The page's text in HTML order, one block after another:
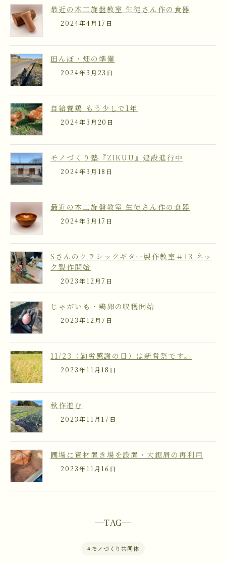
最近の木工旋盤教室 生徒さん作の食器
2024年4月17日
田んぼ・畑の準備
2024年3月23日
自給養鶏 もう少しで1年
2024年3月20日
モノづくり塾『ZIKUU』建設進行中
2024年3月18日
最近の木工旋盤教室 生徒さん作の食器
2024年3月17日
Sさんのクラシックギター製作教室＃13 ネッ
ク製作開始
2023年12月7日
じゃがいも・鶏卵の収穫開始
2023年12月7日
11/23（勤労感謝の日）は新嘗祭です。
2023年11月18日
秋作進む
2023年11月17日
圃場に資材置き場を設置・大鋸屑の再利用
2023年11月16日
TAG
#モノづくり共同体